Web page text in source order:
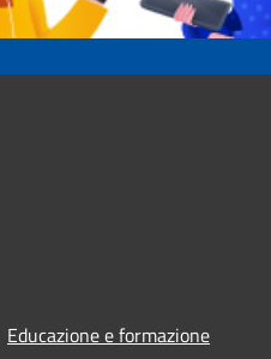
Educazione e formazione